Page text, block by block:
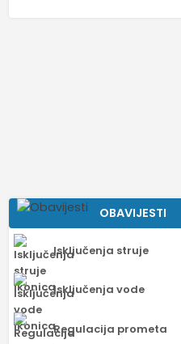
OBAVIJESTI
Isključenja struje
Isključenja vode
Regulacija prometa